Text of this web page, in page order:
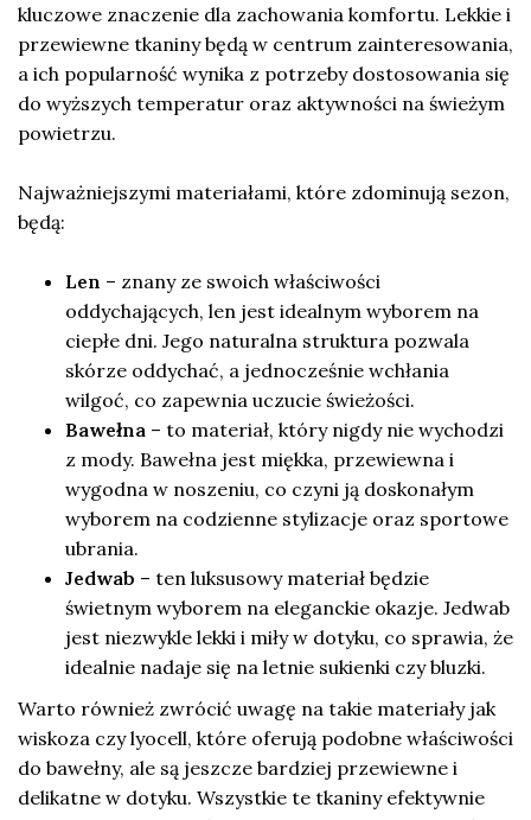
kluczowe znaczenie dla zachowania komfortu. Lekkie i
przewiewne tkaniny będą w centrum zainteresowania,
a ich popularność wynika z potrzeby dostosowania się
do wyższych temperatur oraz aktywności na świeżym
powietrzu.
Najważniejszymi materiałami, które zdominują sezon,
będą:
Len – znany ze swoich właściwości
oddychających, len jest idealnym wyborem na
ciepłe dni. Jego naturalna struktura pozwala
skórze oddychać, a jednocześnie wchłania
wilgoć, co zapewnia uczucie świeżości.
Bawełna – to materiał, który nigdy nie wychodzi
z mody. Bawełna jest miękka, przewiewna i
wygodna w noszeniu, co czyni ją doskonałym
wyborem na codzienne stylizacje oraz sportowe
ubrania.
Jedwab – ten luksusowy materiał będzie
świetnym wyborem na eleganckie okazje. Jedwab
jest niezwykle lekki i miły w dotyku, co sprawia, że
idealnie nadaje się na letnie sukienki czy bluzki.
Warto również zwrócić uwagę na takie materiały jak
wiskoza czy lyocell, które oferują podobne właściwości
do bawełny, ale są jeszcze bardziej przewiewne i
delikatne w dotyku. Wszystkie te tkaniny efektywnie